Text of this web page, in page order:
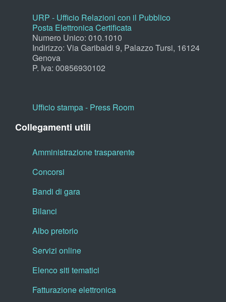
URP - Ufficio Relazioni con il Pubblico
Posta Elettronica Certificata
Numero Unico: 010.1010
Indirizzo: Via Garibaldi 9, Palazzo Tursi, 16124
Genova
P. Iva: 00856930102
Ufficio stampa - Press Room
Collegamenti utili
Amministrazione trasparente
Concorsi
Bandi di gara
Bilanci
Albo pretorio
Servizi online
Elenco siti tematici
Fatturazione elettronica